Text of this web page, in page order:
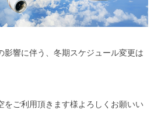
影響に伴う、冬期スケジュール変更は
をご利用頂きます様よろしくお願いい